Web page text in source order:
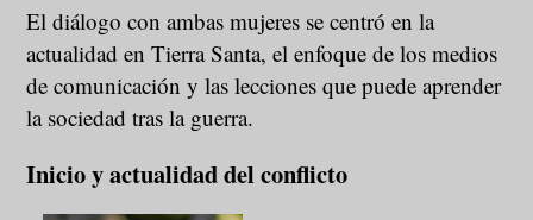
El diálogo con ambas mujeres se centró en la
actualidad en Tierra Santa, el enfoque de los medios
de comunicación y las lecciones que puede aprender
la sociedad tras la guerra.
Inicio y actualidad del conflicto